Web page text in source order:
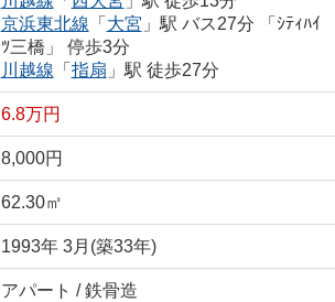
京浜東北線 「 大宮 」駅 バス27分 「ｼﾃｨﾊｲ
ﾂ三橋」 停歩3分
川越線 「 指扇 」駅 徒歩27分
6.8万円
8,000円
62.30㎡
1993年 3月(築33年)
アパート / 鉄骨造